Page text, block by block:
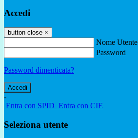
Accedi
button close ×
Nome Utente
Password
Password dimenticata?
-
Entra con SPID Entra con CIE
Seleziona utente